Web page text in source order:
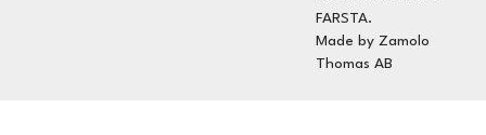
FARSTA.
Made by Zamolo
Thomas AB